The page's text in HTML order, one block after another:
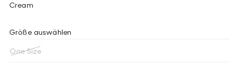
Cream
Größe auswählen
One Size